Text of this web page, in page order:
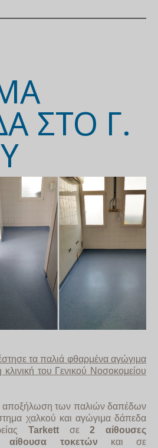
ΣΤΟ Γ.
τα παλιά φθαρμένα αγώγιμα
κλινική του Γενικού Νοσοκομείου
αποξήλωση των παλιών δαπέδων
χαλκού και αγώγιμα δάπεδα
Tarkett σε2 αίθουσες
αίθουσα τοκετών και σε